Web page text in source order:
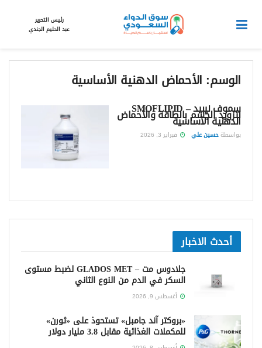
رئيس التحرير
عبد الحليم الجندي
الوسم: الأحماض الدهنية الأساسية
سموف ليبيد – SMOFLIPID
لتزويد الجسم بالطاقة والأحماض
الدهنية الأساسية
بواسطةحسين علي فبراير 3, 2026
أحدث الاخبار
جلادوس مت – GLADOS MET لضبط مستوى
السكر في الدم من النوع الثاني
أغسطس 9, 2026
«بروكتر آند جامبل» تستحوذ على «ثورن»
للمكملات الغذائية مقابل 3.8 مليار دولار